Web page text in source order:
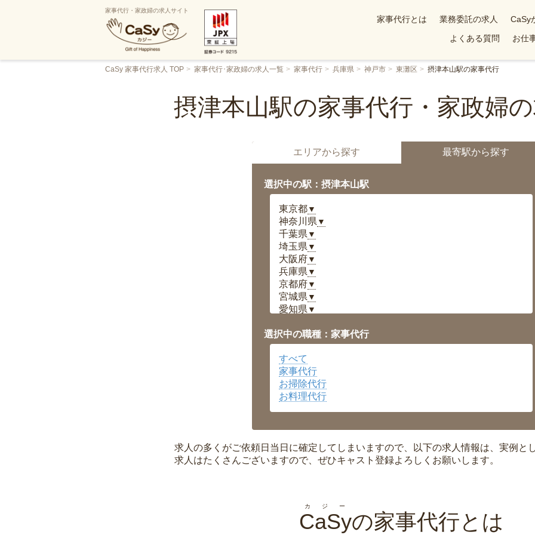
家事代行・家政婦の求人サイト
家事代行とは 業務委託の求人 CaSy
よくある質問
お仕
CaSy 家事代行求人 TOP 家事代行･家政婦の求人一覧 家事代行 兵庫県 神戸市 東灘区 摂津本山駅の家事代行
摂津本山駅の家事代行・家政婦
エリアから探す 最寄駅から探す
選択中の駅：摂津本山駅
東京都▼
神奈川県 ▼
千葉県 ▼
埼玉県 ▼
大阪府▼
兵庫県 ▼
京都府▼
宮城県 ▼
愛知県 ▼
岡山県▼
広島県▼
沖縄県
選択中の職種：家事代行
すべて
家事代行
お掃除代行
お料理代行
求人の多くがご依頼日当日に確定してしまいますので、以下の求人情報は、実例と
求人はたくさんございますので、ぜひキャスト登録よろしくお願いします。
CaSy
カジー
の家事代行とは